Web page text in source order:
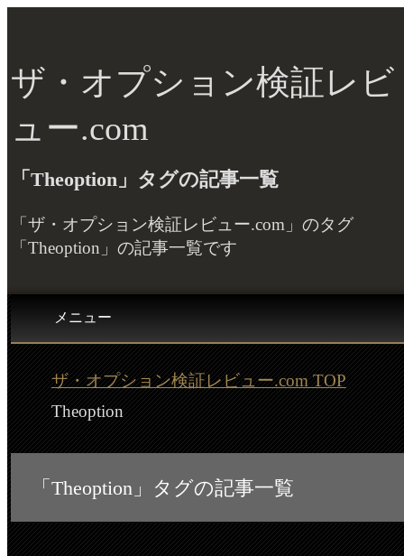
ザ・オプション検証レビ
ュー.com
「Theoption」タグの記事一覧
「ザ・オプション検証レビュー.com」のタグ
「Theoption」の記事一覧です
メニュー
ザ・オプション検証レビュー.com TOP
Theoption
「Theoption」タグの記事一覧